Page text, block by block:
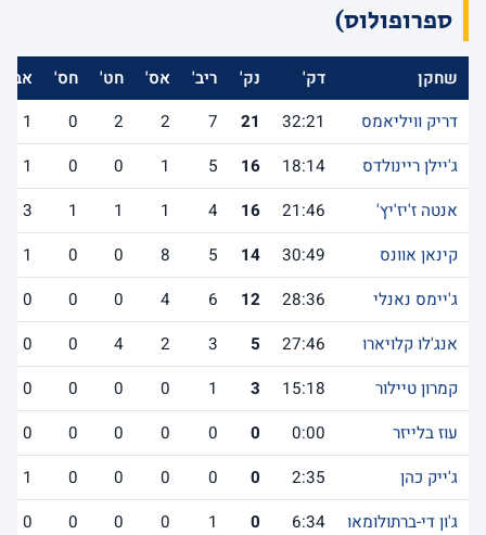
ספרופולוס)
שחקן דק' נק' ריב' אס' חט' חס'
אב'
דריק וויליאמס
32:21
21
7
2
2
0
1
ג'יילן ריינולדס
18:14
16
5
1
0
0
1
אנטה ז'יז'יץ'
21:46
16
4
1
1
1
3
קינאן אוונס
30:49
14
5
8
0
0
1
ג'יימס נאנלי
28:36
12
6
4
0
0
0
אנג'לו קלויארו
27:46
5
3
2
4
0
0
קמרון טיילור
15:18
3
1
0
0
0
0
עוז בלייזר
0:00
0
0
0
0
0
0
ג'ייק כהן
2:35
0
0
0
0
0
1
ג'ון די-ברתולומאו
6:34
0
1
0
0
0
0